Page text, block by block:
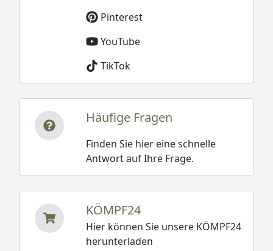
Pinterest
YouTube
TikTok
Häufige Fragen
Finden Sie hier eine schnelle
Antwort auf Ihre Frage.
KÖMPF24
Hier können Sie unsere KÖMPF24
herunterladen